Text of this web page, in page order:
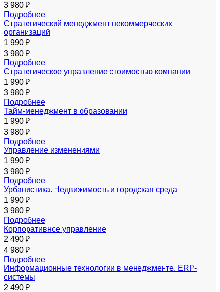
3 980 ₽
Подробнее
Стратегический менеджмент некоммерческих
организаций
1 990 ₽
3 980 ₽
Подробнее
Стратегическое управление стоимостью компании
1 990 ₽
3 980 ₽
Подробнее
Тайм-менеджмент в образовании
1 990 ₽
3 980 ₽
Подробнее
Управление изменениями
1 990 ₽
3 980 ₽
Подробнее
Урбанистика. Недвижимость и городская среда
1 990 ₽
3 980 ₽
Подробнее
Корпоративное управление
2 490 ₽
4 980 ₽
Подробнее
Информационные технологии в менеджменте. ERP-
системы
2 490 ₽